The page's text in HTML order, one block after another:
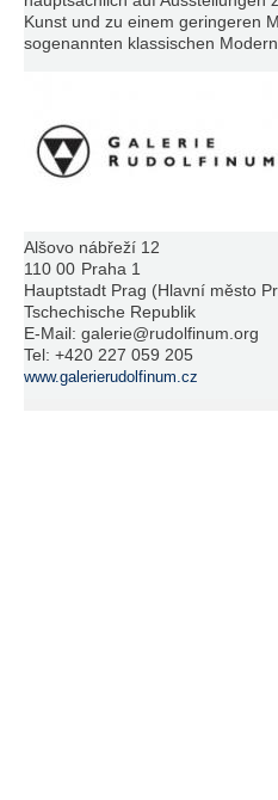
Kunst und zu einem geringeren
sogenannten klassischen
Alšovo nábřeží 12
110 00 Praha 1
Hauptstadt Prag (Hlavní město
Tschechische Republik
E-Mail: galerie@rudolfinum.org
Tel: +420 227 059 205
www.galerierudolfinum.cz